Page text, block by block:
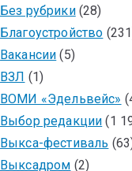
Без рубрики(28)
Благоустройство
Вакансии (5)
ВЗЛ (1)
ВОМИ «Эдельвейс»
Выбор редакции (1
Выкса-фестиваль
Выксадром (2)